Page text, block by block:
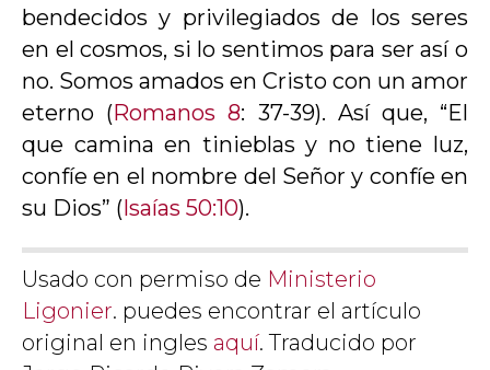
bendecidos y privilegiados de los seres
en el cosmos, si lo sentimos para ser así o
no. Somos amados en Cristo con un amor
eterno (Romanos 8: 37-39). Así que, “El
que camina en tinieblas y no tiene luz,
confíe en el nombre del Señor y confíe en
su Dios” (Isaías 50:10).
Usado con permiso de Ministerio
Ligonier. puedes encontrar el artículo
original en ingles aquí. Traducido por